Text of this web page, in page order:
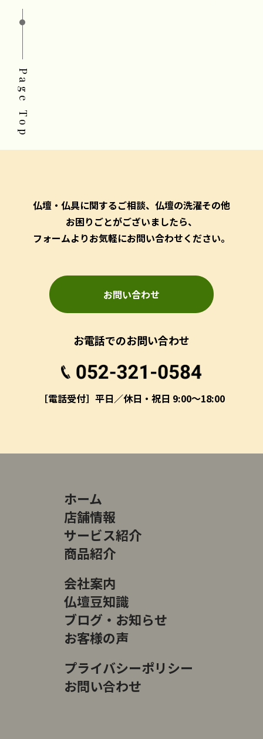
仏壇・仏具に関するご相談、仏壇の洗濯その他
お困りごとがございましたら、
フォームよりお気軽にお問い合わせください。
お問い合わせ
お電話でのお問い合わせ
［電話受付］平日／休日・祝日 9:00～18:00
Page Top
ホーム
店舗情報
サービス紹介
商品紹介
会社案内
仏壇豆知識
ブログ・お知らせ
お客様の声
プライバシーポリシー
お問い合わせ